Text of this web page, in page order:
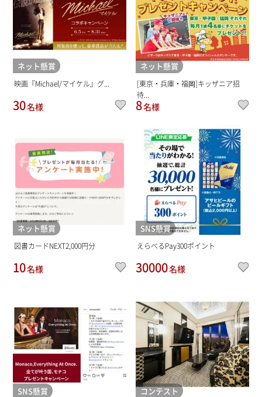
ネット懸賞
映画『Michael/マイケル』グ...
30名様
ネット懸賞
[東京・兵庫・福岡]キッザニア招
待...
8名様
ネット懸賞
図書カードNEXT2,000円分
10名様
SNS懸賞
えらべるPay300ポイント
30000名様
SNS懸賞 コンテスト